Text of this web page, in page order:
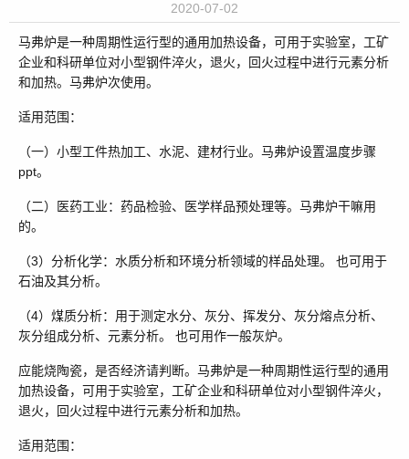
2020-07-02
马弗炉是一种周期性运行型的通用加热设备，可用于实验室，工矿
企业和科研单位对小型钢件淬火，退火，回火过程中进行元素分析
和加热。马弗炉次使用。
适用范围：
（一）小型工件热加工、水泥、建材行业。马弗炉设置温度步骤
ppt。
（二）医药工业：药品检验、医学样品预处理等。马弗炉干嘛用
的。
（3）分析化学：水质分析和环境分析领域的样品处理。 也可用于
石油及其分析。
（4）煤质分析：用于测定水分、灰分、挥发分、灰分熔点分析、
灰分组成分析、元素分析。 也可用作一般灰炉。
应能烧陶瓷，是否经济请判断。马弗炉是一种周期性运行型的通用
加热设备，可用于实验室，工矿企业和科研单位对小型钢件淬火，
退火，回火过程中进行元素分析和加热。
适用范围：